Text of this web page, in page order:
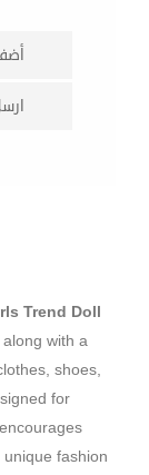
Trend Doll
along with a
clothes, shoes,
for
encourages
unique fashion